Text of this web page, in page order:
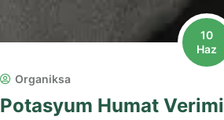
10
Haz
Organiksa
Potasyum Humat Verimi